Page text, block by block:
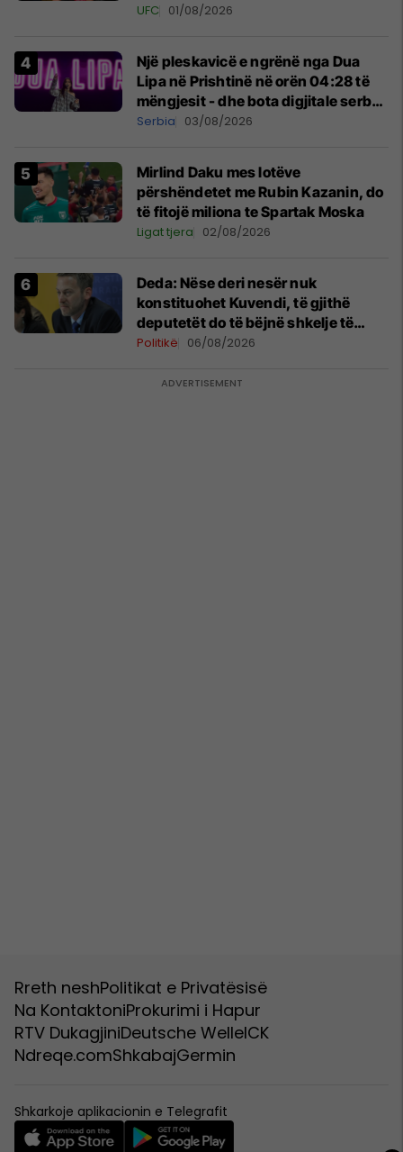
tribunat
UFC 01/08/2026
Një pleskavicë e ngrënë nga Dua
Lipa në Prishtinë në orën 04:28 të
mëngjesit - dhe bota digjitale serbe
shpall gjendjen e luftës
Serbia 03/08/2026
Mirlind Daku mes lotëve
përshëndetet me Rubin Kazanin, do
të fitojë miliona te Spartak Moska
Ligat tjera 02/08/2026
Deda: Nëse deri nesër nuk
konstituohet Kuvendi, të gjithë
deputetët do të bëjnë shkelje të
rëndë kushtetuese
Politikë 06/08/2026
Rreth neshPolitikat e Privatësisë
Na KontaktoniProkurimi i Hapur
RTV DukagjiniDeutsche WelleICK
Ndreqe.comShkabajGermin
Shkarkoje aplikacionin e Telegrafit